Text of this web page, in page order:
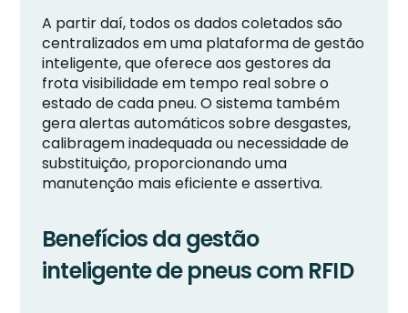
A partir daí, todos os dados coletados são
centralizados em uma plataforma de gestão
inteligente, que oferece aos gestores da
frota visibilidade em tempo real sobre o
estado de cada pneu. O sistema também
gera alertas automáticos sobre desgastes,
calibragem inadequada ou necessidade de
substituição, proporcionando uma
manutenção mais eficiente e assertiva.
Benefícios da gestão
inteligente de pneus com RFID